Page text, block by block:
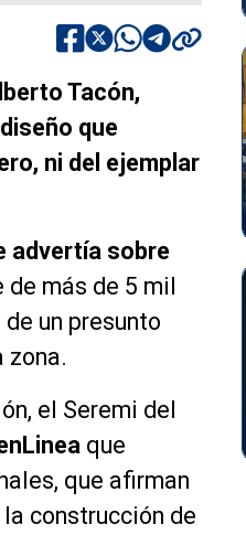
Tacón,
que
ni del ejemplar
advertía sobre
de más de 5 mil
un presunto
zona.
el Seremi del
que
que afirman
construcción de